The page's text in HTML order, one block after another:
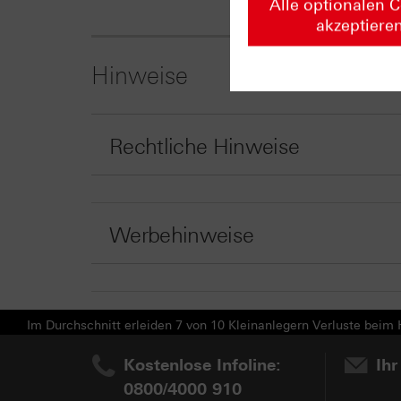
Hinweise
Rechtliche Hinweise
Werbehinweise
Im Durchschnitt erleiden 7 von 10 Kleinanlegern Verluste
Kostenlose Infoline:
0800/4000 910
Alle optionalen